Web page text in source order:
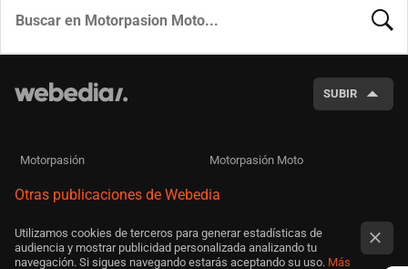
SUBIR
Motorpasión Motorpasión Moto
Otras publicaciones de Webedia
Utilizamos cookies de terceros para generar estadísticas de
audiencia y mostrar publicidad personalizada analizando tu
navegación. Si sigues navegando estarás aceptando su uso. Más